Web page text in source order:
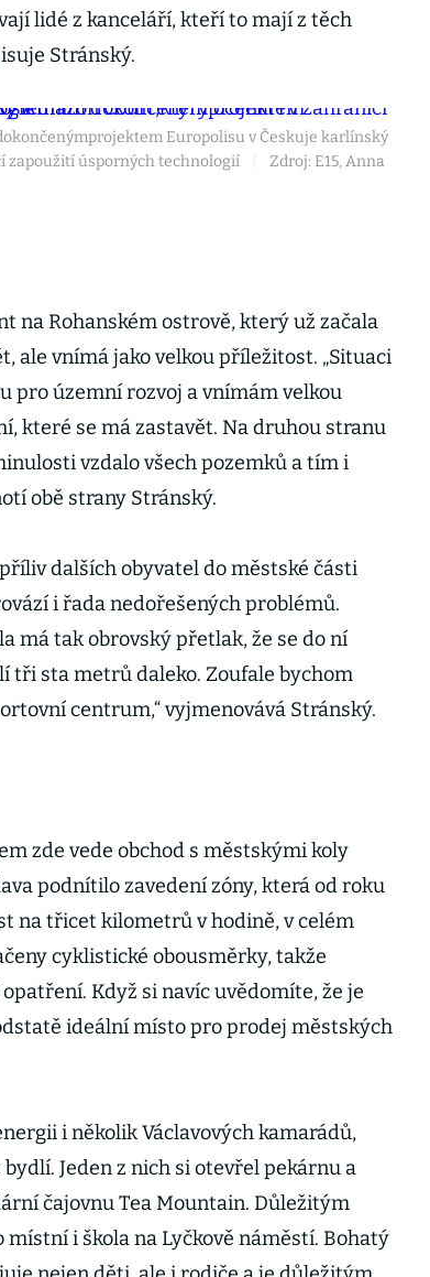
lidé z kanceláří, kteří to mají z těch
Stránský.
Europolisu v Českuje karlínský
zapoužití úsporných technologií
Zdroj: E15, Anna
na Rohanském ostrově, který už začala
ale vnímá jako velkou příležitost. „Situaci
pro územní rozvoj a vnímám velkou
které se má zastavět. Na druhou stranu
vzdalo všech pozemků a tím i
obě strany Stránský.
dalších obyvatel do městské části
i řada nedořešených problémů.
má tak obrovský přetlak, že se do ní
tři sta metrů daleko. Zoufale bychom
centrum,“ vyjmenovává Stránský.
zde vede obchod s městskými koly
podnítilo zavedení zóny, která od roku
na třicet kilometrů v hodině, v celém
cyklistické obousměrky, takže
Když si navíc uvědomíte, že je
ideální místo pro prodej městských
i několik Václavových kamarádů,
Jeden z nich si otevřel pekárnu a
čajovnu Tea Mountain. Důležitým
i škola na Lyčkově náměstí. Bohatý